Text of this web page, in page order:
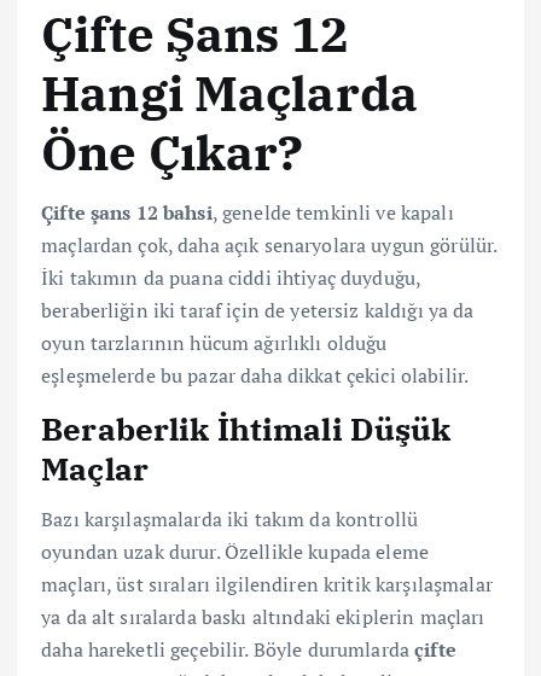
Çifte Şans 12
Hangi Maçlarda
Öne Çıkar?
Çifte şans 12 bahsi, genelde temkinli ve kapalı
maçlardan çok, daha açık senaryolara uygun görülür.
İki takımın da puana ciddi ihtiyaç duyduğu,
beraberliğin iki taraf için de yetersiz kaldığı ya da
oyun tarzlarının hücum ağırlıklı olduğu
eşleşmelerde bu pazar daha dikkat çekici olabilir.
Beraberlik İhtimali Düşük
Maçlar
Bazı karşılaşmalarda iki takım da kontrollü
oyundan uzak durur. Özellikle kupada eleme
maçları, üst sıraları ilgilendiren kritik karşılaşmalar
ya da alt sıralarda baskı altındaki ekiplerin maçları
daha hareketli geçebilir. Böyle durumlardaçifte